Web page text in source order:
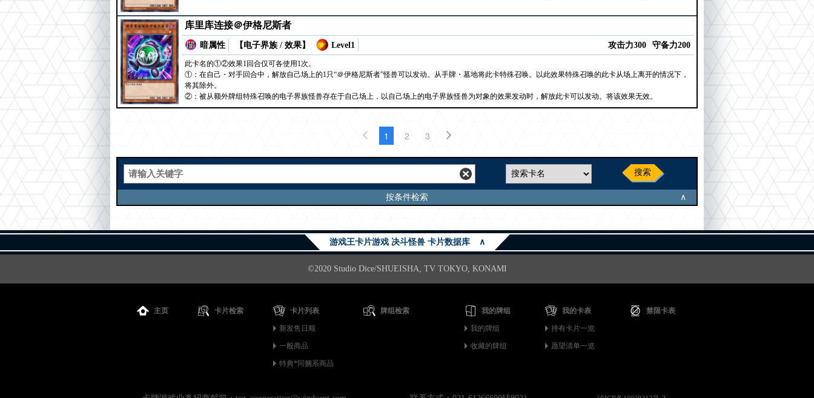
库里库连接＠伊格尼斯者
暗属性 【电子界族 / 效果】 Level1 攻击力300 守备力200
此卡名的①②效果1回合仅可各使用1次。
①：在自己・对手回合中，解放自己场上的1只“＠伊格尼斯者”怪兽可以发动。从手牌・墓地将此卡特殊召唤。以此效果特殊召唤的此卡从场上离开的情况下，
将其除外。
②：被从额外牌组特殊召唤的电子界族怪兽存在于自己场上，以自己场上的电子界族怪兽为对象的效果发动时，解放此卡可以发动。将该效果无效。
1 2 3
搜索
按条件检索 ∧
游戏王卡片游戏 决斗怪兽 卡片数据库 ∧
©2020 Studio Dice/SHUEISHA, TV TOKYO, KONAMI
主页 卡片检索 卡片列表
新发售日顺
一般商品
特典*同捆系商品
牌组检索 我的牌组
我的牌组
收藏的牌组
我的卡表
持有卡片一览
愿望清单一览
禁限卡表